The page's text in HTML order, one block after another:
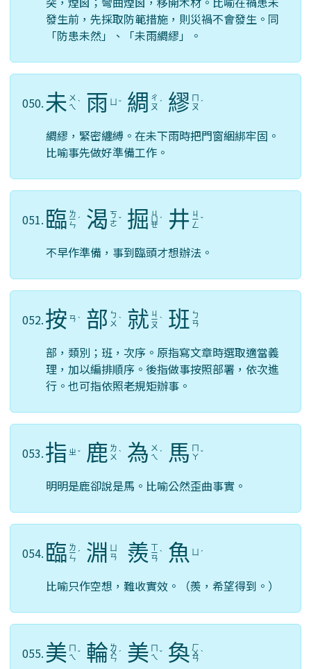
發生前，先採取防範措施，則災禍不會發生。同
「防患未然」、「未雨綢繆」。
050. 未 ㄨ
ㄟ ˋ 雨 ˇ 綢 ㄔ
ㄡ ˊ 繆 ㄇ
ㄡ ˊ
綢繆，緊密纏縛。在未下雨時把門窗綑綁牢固。
比喻事先做好準備工作。
051. 臨 ㄌ
ㄧ
ㄣ
ˊ 渴 ㄎ
ㄜ ˇ 掘 ㄐ
ㄩ
ㄝ
ˊ 井 ㄐ
ㄧ
ㄥ
ˇ
不早作準備，事到臨頭才想辦法。
052.按 ㄢ ˋ 部 ㄅ
ㄨ ˋ 就 ㄐ
ㄧ
ㄡ
ˋ 班 ㄅ
ㄢ
部，類別；班，次序。原指寫文章時選取適當義
理，加以編排順序。後指做事按照部署，依次進
行。也可指依照老規矩辦事。
053.指 ㄓ ˇ 鹿 ㄌ
ㄨ ˋ 為 ㄨ
ㄟ ˊ 馬 ㄇ
ㄚ ˇ
明明是鹿卻說是馬。比喻公然歪曲事實。
054. 臨 ㄌ
ㄧ
ㄣ
ˊ 淵
ㄢ
羨 ㄒ
ㄧ
ㄢ
ˋ 魚 ˊ
比喻只作空想，難收實效。（羨，希望得到。）
055.美 ㄇ
ㄟ ˇ 輪 ㄌ
ㄨ
ㄣ
ˊ 美 ㄇ
ㄟ ˇ 奐 ㄏ
ㄨ
ㄢ
ˋ